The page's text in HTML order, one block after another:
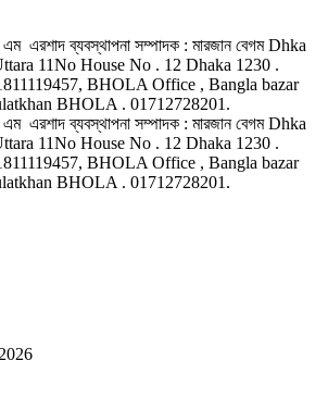
এরশাদ ব্যবস্থাপনা সম্পাদক : মারজান বেগম Dhka
11No House No . 12 Dhaka 1230 .
BHOLA Office , Bangla bazar
BHOLA . 01712728201.
এরশাদ ব্যবস্থাপনা সম্পাদক : মারজান বেগম Dhka
11No House No . 12 Dhaka 1230 .
BHOLA Office , Bangla bazar
BHOLA . 01712728201.